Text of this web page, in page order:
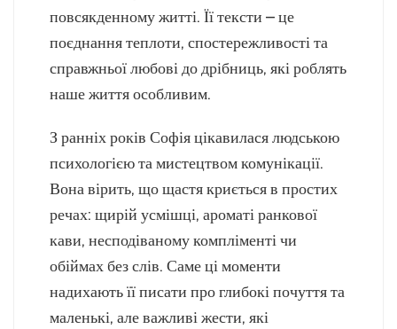
повсякденному житті. Її тексти – це
поєднання теплоти, спостережливості та
справжньої любові до дрібниць, які роблять
наше життя особливим.
З ранніх років Софія цікавилася людською
психологією та мистецтвом комунікації.
Вона вірить, що щастя криється в простих
речах: щирій усмішці, ароматі ранкової
кави, несподіваному компліменті чи
обіймах без слів. Саме ці моменти
надихають її писати про глибокі почуття та
маленькі, але важливі жести, які